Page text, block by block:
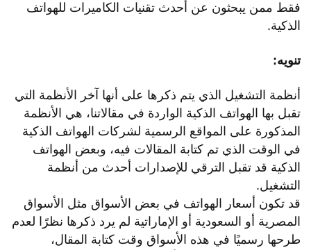
فقط ممن يبحثون عن أحدث تقنيات الكاميرات للهواتف
الذكية.
تنويه:
أنظمة التشغيل الذي يتم ذكرها على أنها آخر الأنظمة التي
تقبل بها الهواتف الذكية الواردة في مقالاتنا، هي الأنظمة
المذكورة على المواقع الرسمية لشركات الهواتف الذكية
في الوقت الذي تم كتابة المقالات فيه، وبعض الهواتف
الذكية قد تقبل الترقي للإصدارات أحدث من أنظمة
التشغيل.
قد تكون أسعار الهواتف في بعض الأسواق مثل الأسواق
المصرية أو السعودية أو الإماراتية لم يرد ذكرها نظرًا لعدم
طرحها رسميًا في هذه الأسواق وقت كتابة المقال،
محتويات المقال